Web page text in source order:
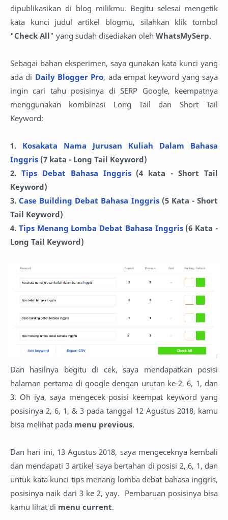
dipublikasikan di blog milikmu. Begitu selesai mengetik
kata kunci judul artikel blogmu, silahkan klik tombol
"Check All" yang sudah disediakan oleh WhatsMySerp.
Sebagai bahan eksperimen, saya gunakan kata kunci yang
ada di Daily Blogger Pro, ada empat keyword yang saya
ingin cari tahu posisinya di SERP Google, keempatnya
menggunakan kombinasi Long Tail dan Short Tail
Keyword;
1. Kosakata Nama Jurusan Kuliah Dalam Bahasa
Inggris (7 kata - Long Tail Keyword)
2. Tips Debat Bahasa Inggris(4 kata - Short Tail
Keyword)
3.Case Building Debat Bahasa Inggris(5 Kata - Short
Tail Keyword)
4. Tips Menang Lomba Debat Bahasa Inggris(6 Kata -
Long Tail Keyword)
Dan hasilnya begitu di cek, saya mendapatkan posisi
halaman pertama di google dengan urutan ke-2, 6, 1, dan
3. Oh iya, saya mengecek posisi keempat keyword yang
posisinya 2, 6, 1, & 3 pada tanggal 12 Agustus 2018, kamu
bisa melihat pada menu previous.
Dan hari ini, 13 Agustus 2018, saya mengeceknya kembali
dan mendapati 3 artikel saya bertahan di posisi 2, 6, 1, dan
untuk kata kunci tips menang lomba debat bahasa inggris,
posisinya naik dari 3 ke 2, yay. Pembaruan posisinya bisa
kamu lihat di menu current.